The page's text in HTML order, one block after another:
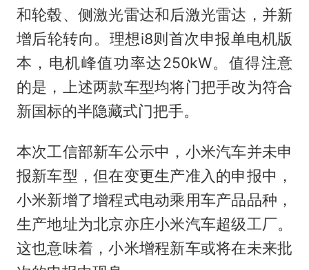
和轮毂、侧激光雷达和后激光雷达，并新
增后轮转向。理想i8则首次申报单电机版
本，电机峰值功率达250kW。值得注意
的是，上述两款车型均将门把手改为符合
新国标的半隐藏式门把手。
本次工信部新车公示中，小米汽车并未申
报新车型，但在变更生产准入的申报中，
小米新增了增程式电动乘用车产品品种，
生产地址为北京亦庄小米汽车超级工厂。
这也意味着，小米增程新车或将在未来批